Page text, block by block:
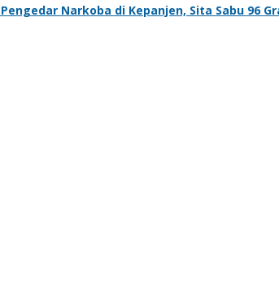
Narkoba di Kepanjen, Sita Sabu 96